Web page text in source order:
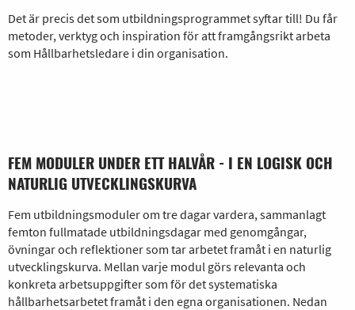
Det är precis det som utbildningsprogrammet syftar till! Du får
metoder, verktyg och inspiration för att framgångsrikt arbeta
som Hållbarhetsledare i din organisation.
FEM MODULER UNDER ETT HALVÅR - I EN LOGISK OCH
NATURLIG UTVECKLINGSKURVA
Fem utbildningsmoduler om tre dagar vardera, sammanlagt
femton fullmatade utbildningsdagar med genomgångar,
övningar och reflektioner som tar arbetet framåt i en naturlig
utvecklingskurva. Mellan varje modul görs relevanta och
konkreta arbetsuppgifter som för det systematiska
hållbarhetsarbetet framåt i den egna organisationen. Nedan